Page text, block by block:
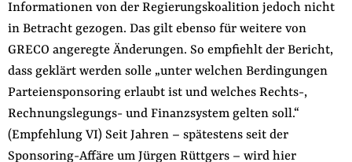
Informationen von der Regierungskoalition jedoch nicht
in Betracht gezogen. Das gilt ebenso für weitere von
GRECO angeregte Änderungen. So empfiehlt der Bericht,
dass geklärt werden solle „unter welchen Berdingungen
Parteiensponsoring erlaubt ist und welches Rechts-,
Rechnungslegungs- und Finanzsystem gelten soll.“
(Empfehlung VI) Seit Jahren – spätestens seit der
Sponsoring-Affäre um Jürgen Rüttgers– wird hier